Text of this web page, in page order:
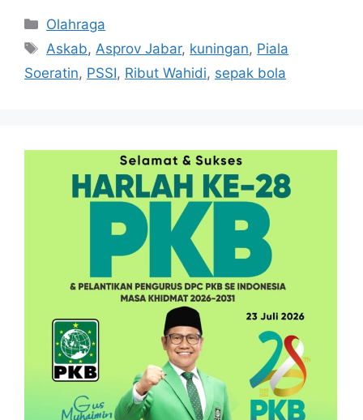
Kategori
Olahraga
Tag
Askab,Asprov Jabar, kuningan, Piala
Soeratin, PSSI, Ribut Wahidi, sepak bola